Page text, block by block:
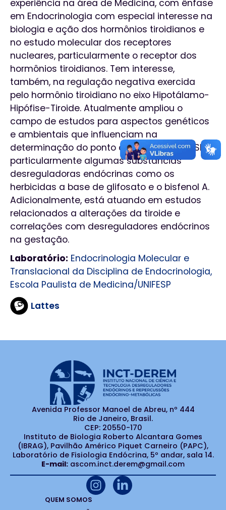
experiência na área de Medicina, com ênfase
em Endocrinologia com especial interesse na
biologia e ação dos hormônios tiroidianos e
no estudo molecular dos receptores
nucleares, particularmente o receptor dos
hormônios tiroidianos. Tem interesse,
também, na regulação negativa exercida
pelo hormônio tiroidiano no eixo Hipotálamo-
Hipófise-Tiroide. Atualmente ampliou o
campo de estudos para aspectos genéticos
e ambientais que influenciam na
determinação do ponto de equilíbrio do TSH,
particularmente algumas substâncias
desreguladoras endócrinas como os
herbicidas a base de glifosato e o bisfenol A.
Adicionalmente, está atuando em estudos
relacionados a alterações da tiroide e
correlações com desreguladores endócrinos
na gestação.
Laboratório: Endocrinologia Molecular e
Translacional da Disciplina de Endocrinologia,
Escola Paulista de Medicina/UNIFESP
Lattes
Avenida Professor Manoel de Abreu, nº 444
Rio de Janeiro, Brasil.
CEP: 20550-170
Instituto de Biologia Roberto Alcantara Gomes
(IBRAG), Pavilhão Américo Piquet Carneiro (PAPC),
Laboratório de Fisiologia Endócrina, 5º andar, sala 14.
E-mail: ascom.inct.derem@gmail.com
QUEM SOMOS